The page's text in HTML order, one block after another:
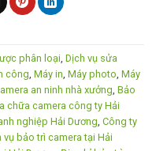
phân loại Dịch vụ sửa
công Máy in Máy photo Máy
an ninh nhà xưởng Bảo
chữa camera công ty Hải
nghiệp Hải Dương Công ty
vụ bảo trì camera tại Hải